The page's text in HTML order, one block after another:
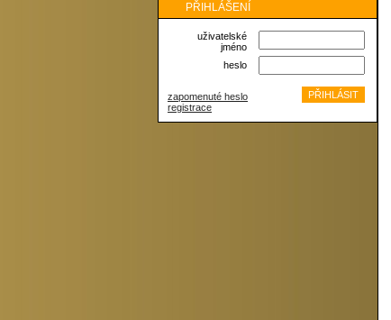
PŘIHLÁŠENÍ
uživatelské
jméno
heslo
zapomenuté heslo
registrace